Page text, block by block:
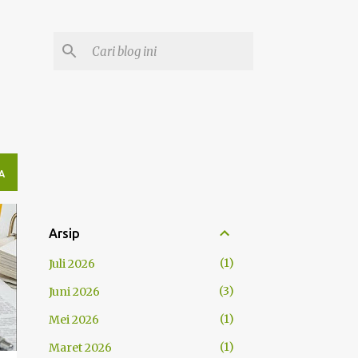
Arsip
Juli 2026
1
Juni 2026
3
Mei 2026
1
Maret 2026
1